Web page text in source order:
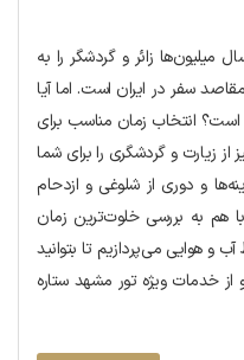
زائر و گردشگر را به
سفر در ایران است. اما آیا
انتخاب زمان مناسب برای
از زیارت و گردشگری را برای شما
و دوری از شلوغی و ازدحام
هم به بررسی خلوت‌ترین زمان
و هوایی می‌پردازیم تا بتوانید
از خدمات ویژه تور مشهد ستاره